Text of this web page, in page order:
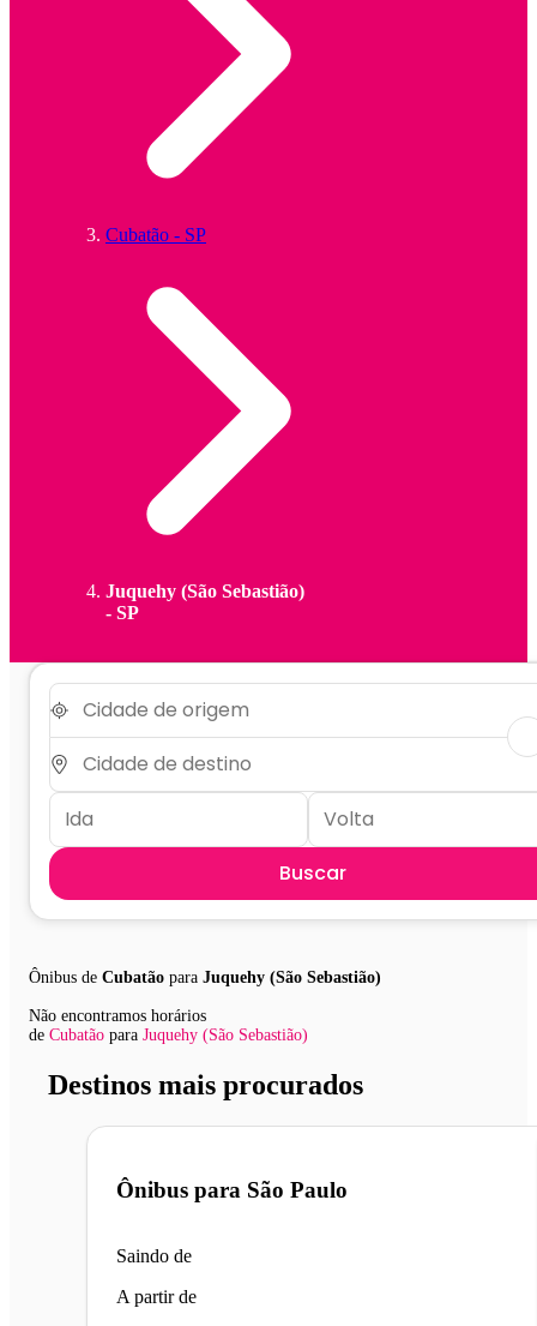
Cubatão - SP
Juquehy (São Sebastião)
- SP
Buscar
Ônibus de Cubatão para Juquehy (São Sebastião)
Não encontramos horários
de Cubatão para Juquehy (São Sebastião)
Destinos mais procurados
Ônibus para São Paulo
Saindo de
A partir de